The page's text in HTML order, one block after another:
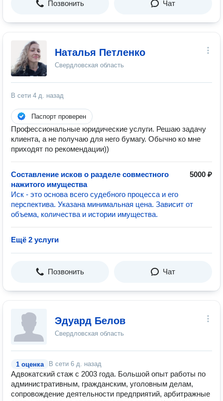
Позвонить Чат
Наталья Петленко
Свердловская область
В сети 4 д. назад
Паспорт проверен
Профессиональные юридические услуги. Решаю задачу
клиента, а не получаю для него бумагу. Обычно ко мне
приходят по рекомендации))
Составление исков о разделе совместного
нажитого имущества
5000 ₽
Иск - это основа всего судебного процесса и его
перспектива. Указана минимальная цена. Зависит от
объема, количества и истории имущества.
Ещё 2 услуги
Позвонить Чат
Эдуард Белов
Свердловская область
1 оценка В сети 6 д. назад
Адвокатский стаж с 2003 года. Большой опыт работы по
административным, гражданским, уголовным делам,
сопровождение деятельности предприятий, арбитражные